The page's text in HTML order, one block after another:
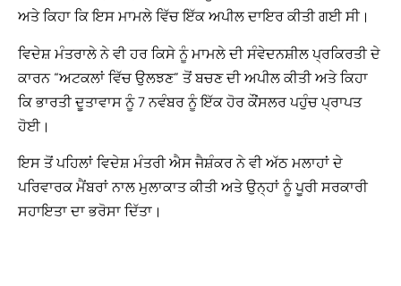
ਅਤੇ ਕਿਹਾ ਕਿ ਇਸ ਮਾਮਲੇ ਵਿੱਚ ਇੱਕ ਅਪੀਲ ਦਾਇਰ ਕੀਤੀ ਗਈ ਸੀ।
ਵਿਦੇਸ਼ ਮੰਤਰਾਲੇ ਨੇ ਵੀ ਹਰ ਕਿਸੇ ਨੂੰ ਮਾਮਲੇ ਦੀ ਸੰਵੇਦਨਸ਼ੀਲ ਪ੍ਰਕਿਰਤੀ ਦੇ
ਕਾਰਨ “ਅਟਕਲਾਂ ਵਿੱਚ ਉਲਝਣ” ਤੋਂ ਬਚਣ ਦੀ ਅਪੀਲ ਕੀਤੀ ਅਤੇ ਕਿਹਾ
ਕਿ ਭਾਰਤੀ ਦੂਤਾਵਾਸ ਨੂੰ 7 ਨਵੰਬਰ ਨੂੰ ਇੱਕ ਹੋਰ ਕੌਂਸਲਰ ਪਹੁੰਚ ਪ੍ਰਾਪਤ
ਹੋਈ।
ਇਸ ਤੋਂ ਪਹਿਲਾਂ ਵਿਦੇਸ਼ ਮੰਤਰੀ ਐਸ ਜੈਸ਼ੰਕਰ ਨੇ ਵੀ ਅੱਠ ਮਲਾਹਾਂ ਦੇ
ਪਰਿਵਾਰਕ ਮੈਂਬਰਾਂ ਨਾਲ ਮੁਲਾਕਾਤ ਕੀਤੀ ਅਤੇ ਉਨ੍ਹਾਂ ਨੂੰ ਪੂਰੀ ਸਰਕਾਰੀ
ਸਹਾਇਤਾ ਦਾ ਭਰੋਸਾ ਦਿੱਤਾ।